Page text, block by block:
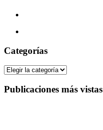
Categorías
Categorías
Publicaciones más vistas